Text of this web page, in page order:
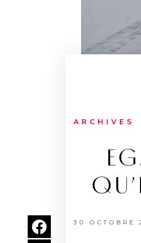
ARCHIVES
30 OCTOBRE